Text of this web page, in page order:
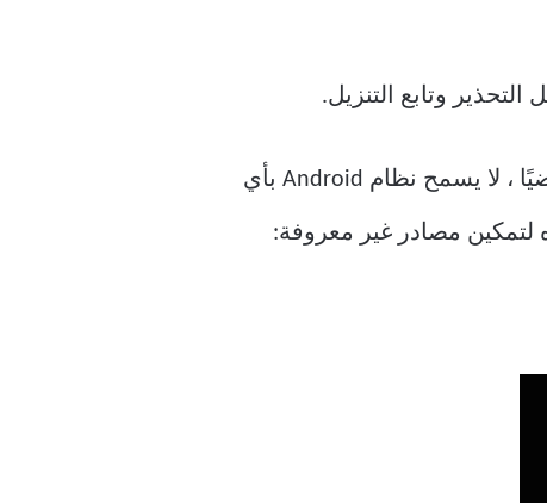
وتابع التنزيل.
لتثبيت ملف APK هذا ، تحتاج إلى تمكين إعداد مصادر غير معروفة لمتصفحك. هذا لأنه ، افتراضيًا ، لا يسمح نظام Android بأي